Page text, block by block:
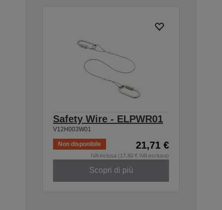
Safety Wire - ELPWR01
V12H003W01
Non disponibile 21,71 €
IVA inclusa (17,80 € IVA esclusa)
Scopri di più